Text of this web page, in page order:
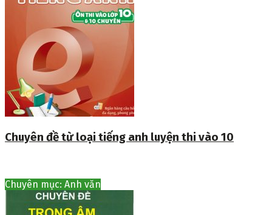
Chuyên đề từ loại tiếng anh luyện thi vào 10
Chuyên mục: Anh văn